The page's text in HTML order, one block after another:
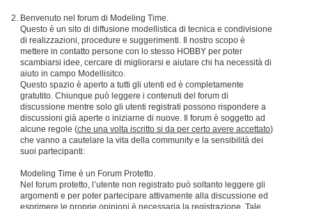
Benvenuto nel forum di Modeling Time.
Questo è un sito di diffusione modellistica di tecnica e condivisione
di realizzazioni, procedure e suggerimenti. Il nostro scopo è
mettere in contatto persone con lo stesso HOBBY per poter
scambiarsi idee, cercare di migliorarsi e aiutare chi ha necessità di
aiuto in campo Modellisitco.
Questo spazio è aperto a tutti gli utenti ed è completamente
gratutito. Chiunque può leggere i contenuti del forum di
discussione mentre solo gli utenti registrati possono rispondere a
discussioni già aperte o iniziarne di nuove. Il forum è soggetto ad
alcune regole (che una volta iscritto si da per certo avere accettato)
che vanno a cautelare la vita della community e la sensibilità dei
suoi partecipanti:
Modeling Time è un Forum Protetto.
Nel forum protetto, l’utente non registrato può soltanto leggere gli
argomenti e per poter partecipare attivamente alla discussione ed
esprimere le proprie opinioni è necessaria la registrazione. Tale